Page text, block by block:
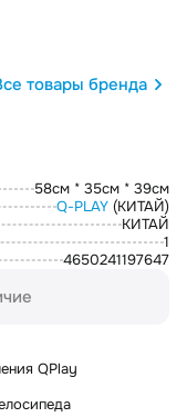
товары бренда
58см * 35см * 39см
Q-PLAY (КИТАЙ)
КИТАЙ
1
4650241197647
QPlay